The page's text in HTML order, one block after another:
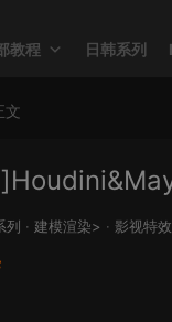
教程 日韩系列
文
列 · 建模渲染> · 影视特